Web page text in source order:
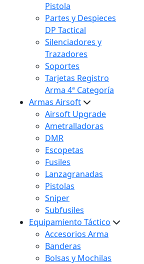
Pistola
Partes y Despieces
DP Tactical
Silenciadores y
Trazadores
Soportes
Tarjetas Registro
Arma 4ª Categoría
Armas Airsoft
Airsoft Upgrade
Ametralladoras
DMR
Escopetas
Fusiles
Lanzagranadas
Pistolas
Sniper
Subfusiles
Equipamiento Táctico
Accesorios Arma
Banderas
Bolsas y Mochilas